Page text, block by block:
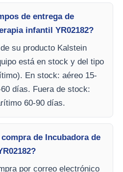
de entrega de
infantil YR02182?
su producto Kalstein
está en stock y del tipo
En stock: aéreo 15-
días. Fuera de stock:
60-90 días.
de Incubadora de
por correo electrónico